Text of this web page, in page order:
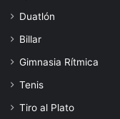
Duatlón
Billar
Gimnasia Rítmica
Tenis
Tiro al Plato